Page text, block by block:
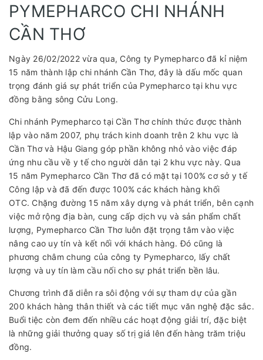
PYMEPHARCO CHI NHÁNH
CẦN THƠ
Ngày 26/02/2022 vừa qua, Công ty Pymepharco đã kỉ niệm
15 năm thành lập chi nhánh Cần Thơ, đây là dấu mốc quan
trọng đánh giá sự phát triển của Pymepharco tại khu vực
đồng bằng sông Cửu Long.
Chi nhánh Pymepharco tại Cần Thơ chính thức được thành
lập vào năm 2007, phụ trách kinh doanh trên 2 khu vực là
Cần Thơ và Hậu Giang góp phần không nhỏ vào việc đáp
ứng nhu cầu về y tế cho người dân tại 2 khu vực này. Qua
15 năm Pymepharco Cần Thơ đã có mặt tại 100% cơ sở y tế
Công lập và đã đến được 100% các khách hàng khối
OTC. Chặng đường 15 năm xây dựng và phát triển, bên cạnh
việc mở rộng địa bàn, cung cấp dịch vụ và sản phẩm chất
lượng, Pymepharco Cần Thơ luôn đặt trọng tâm vào việc
nâng cao uy tín và kết nối với khách hàng. Đó cũng là
phương châm chung của công ty Pymepharco, lấy chất
lượng và uy tín làm cầu nối cho sự phát triển bền lâu.
Chương trình đã diễn ra sôi động với sự tham dự của gần
200 khách hàng thân thiết và các tiết mục văn nghệ đặc sắc.
Buổi tiệc còn đem đến nhiều các hoạt động giải trí, đặc biệt
là những giải thưởng quay số trị giá lên đến hàng trăm triệu
đồng.